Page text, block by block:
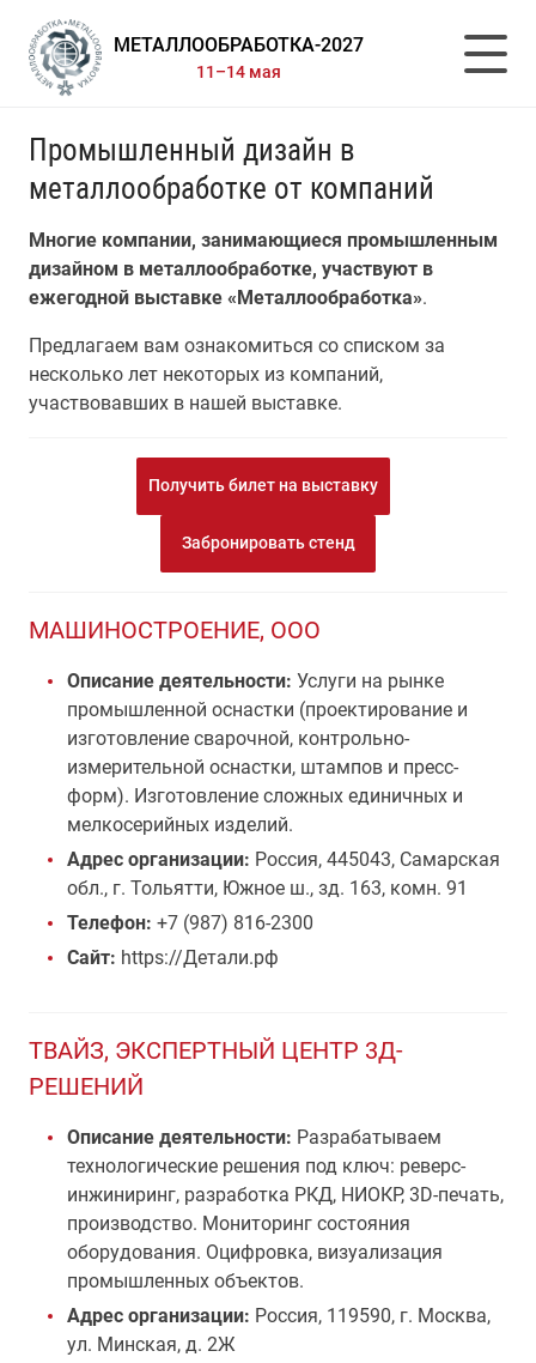
МЕТАЛЛООБРАБОТКА-2027
11–14 мая
Промышленный дизайн в
металлообработке от компаний
Многие компании, занимающиеся промышленным
дизайном в металлообработке, участвуют в
ежегодной выставке «Металлообработка».
Предлагаем вам ознакомиться со списком за
несколько лет некоторых из компаний,
участвовавших в нашей выставке.
Получить билет на выставку
Забронировать стенд
МАШИНОСТРОЕНИЕ, ООО
Описание деятельности: Услуги на рынке
промышленной оснастки (проектирование и
изготовление сварочной, контрольно-
измерительной оснастки, штампов и пресс-
форм). Изготовление сложных единичных и
мелкосерийных изделий.
Адрес организации: Россия, 445043, Самарская
обл., г. Тольятти, Южное ш., зд. 163, комн. 91
Телефон: +7 (987) 816-2300
Сайт: https://Детали.рф
ТВАЙЗ, ЭКСПЕРТНЫЙ ЦЕНТР 3Д-
РЕШЕНИЙ
Описание деятельности: Разрабатываем
технологические решения под ключ: реверс-
инжиниринг, разработка РКД, НИОКР, 3D-печать,
производство. Мониторинг состояния
оборудования. Оцифровка, визуализация
промышленных объектов.
Адрес организации: Россия, 119590, г. Москва,
ул. Минская, д. 2Ж